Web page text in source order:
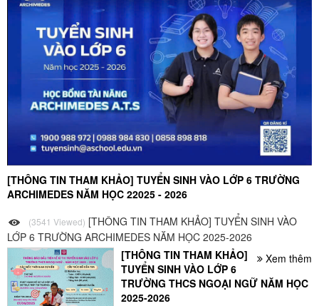
[THÔNG TIN THAM KHẢO] TUYỂN SINH VÀO LỚP 6 TRƯỜNG
ARCHIMEDES NĂM HỌC 22025 - 2026
(3541 Viewed) [THÔNG TIN THAM KHẢO] TUYỂN SINH VÀO
LỚP 6 TRƯỜNG ARCHIMEDES NĂM HỌC 2025-2026
Xem thêm
[THÔNG TIN THAM KHẢO]
TUYỂN SINH VÀO LỚP 6
TRƯỜNG THCS NGOẠI NGỮ NĂM HỌC
2025-2026